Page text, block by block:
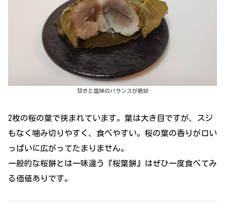
甘さと塩味のバランスが絶妙
2枚の桜の葉で挟まれています。葉は大き目ですが、スジ
もなく噛み切りやすく、食べやすい。桜の葉の香りが口い
っぱいに広がってたまりません。
一般的な桜餅とは一味違う『桜葉餅』はぜひ一度食べてみ
る価値ありです。